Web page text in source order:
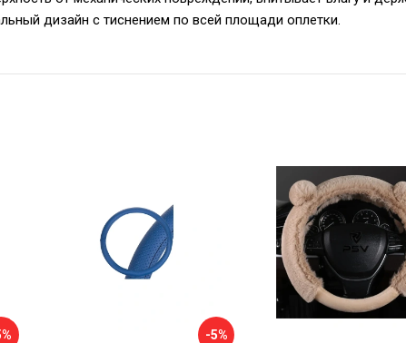
дизайн с тиснением по всей площади оплетки.
-5%